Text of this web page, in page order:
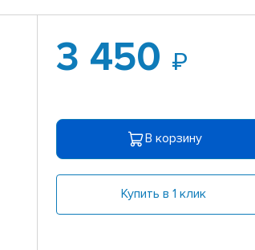
3 450
В корзину
Купить в 1 клик